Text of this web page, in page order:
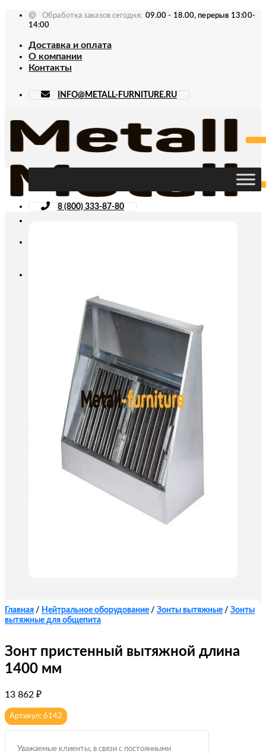
Skip
Обработка заказов сегодня: 09.00 - 18.00, перерыв 13:00-
14:00
Доставка и оплата
О компании
Контакты
INFO@METALL-FURNITURE.RU
8 (800) 333-87-80
Главная / Нейтральное оборудование / Зонты вытяжные / Зонты
вытяжные для общепита
Зонт пристенный вытяжной длина
1400 мм
13 862 ₽
Артикул: 6142
Уважаемые клиенты, в связи с постоянными